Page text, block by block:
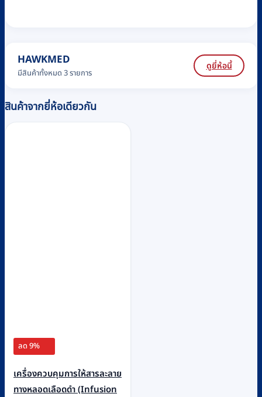
HAWKMED
มีสินค้าทั้งหมด 3 รายการ
ดูยี่ห้อนี้
สินค้าจากยี่ห้อเดียวกัน
ลด 9%
เครื่องควบคุมการให้สารละลาย
ทางหลอดเลือดดำ (Infusion